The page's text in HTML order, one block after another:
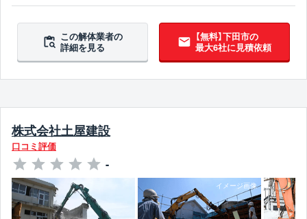
この解体業者の
詳細を見る
【無料】下田市の
最大6社に見積依頼
株式会社土屋建設
口コミ評価
-